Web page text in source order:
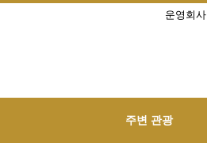
운영회사
주변 관광